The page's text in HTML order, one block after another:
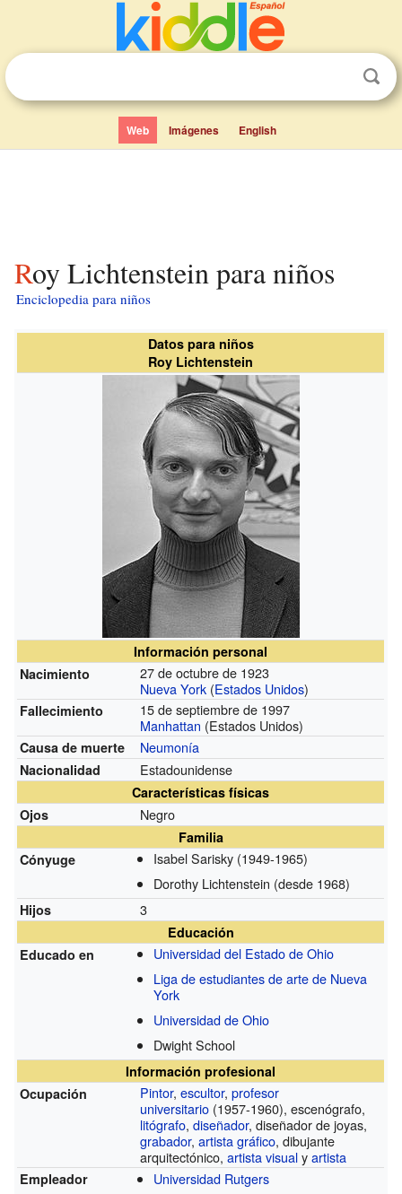
Web Imágenes English
Roy Lichtenstein para niños
Enciclopedia para niños
Datos para niños
Roy Lichtenstein
Información personal
Nacimiento
27 de octubre de 1923
Nueva York (Estados Unidos)
Fallecimiento
15 de septiembre de 1997
Manhattan (Estados Unidos)
Causa de muerte Neumonía
Nacionalidad Estadounidense
Características físicas
Ojos
Negro
Familia
Cónyuge
Isabel Sarisky (1949-1965)
Dorothy Lichtenstein (desde 1968)
Hijos 3
Educación
Educado en
Universidad del Estado de Ohio
Liga de estudiantes de arte de Nueva
York
Universidad de Ohio
Dwight School
Información profesional
Ocupación
Pintor,escultor,profesor
universitario (1957-1960), escenógrafo,
litógrafo,diseñador, diseñador de joyas,
grabador,artista gráfico, dibujante
arquitectónico,artista visualyartista
Empleador
Universidad Rutgers